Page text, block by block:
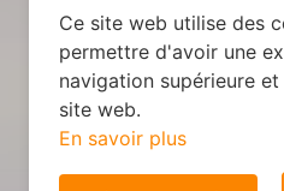
Ce site web utilise des
permettre d'avoir une
navigation supérieure
site web.
En savoir plus